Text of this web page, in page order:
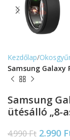
Kezdőlap
Samsung
Samsung
ütésálló „8-
4.990Ft 2.990